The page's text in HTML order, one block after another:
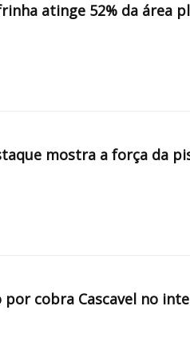
atinge 52% da área
mostra a força da
por cobra Cascavel no